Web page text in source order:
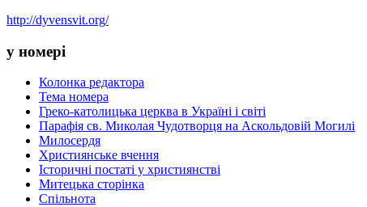
http://dyvensvit.org/
у номері
Колонка редактора
Тема номера
Греко-католицька церква в Україні і світі
Парафія св. Миколая Чудотворця на Аскольдовій Могилі
Милосердя
Християнське вчення
Історичні постаті у християнстві
Митецька сторінка
Спільнота